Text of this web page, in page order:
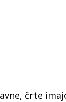
črte